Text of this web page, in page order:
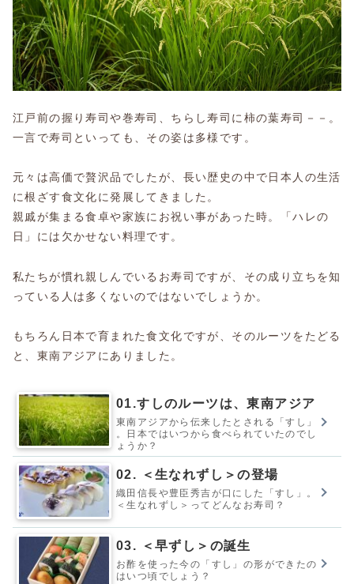
江戸前の握り寿司や巻寿司、ちらし寿司に柿の葉寿司－－。
一言で寿司といっても、その姿は多様です。
元々は高価で贅沢品でしたが、長い歴史の中で日本人の生活
に根ざす食文化に発展してきました。
親戚が集まる食卓や家族にお祝い事があった時。「ハレの
日」には欠かせない料理です。
私たちが慣れ親しんでいるお寿司ですが、その成り立ちを知
っている人は多くないのではないでしょうか。
もちろん日本で育まれた食文化ですが、そのルーツをたどる
と、東南アジアにありました。
01.すしのルーツは、東南アジア
東南アジアから伝来したとされる「すし」
。日本ではいつから食べられていたのでし
ょうか？
02. ＜生なれずし＞の登場
織田信長や豊臣秀吉が口にした「すし」。
＜生なれずし＞ってどんなお寿司？
03. ＜早ずし＞の誕生
お酢を使った今の「すし」の形ができたの
はいつ頃でしょう？